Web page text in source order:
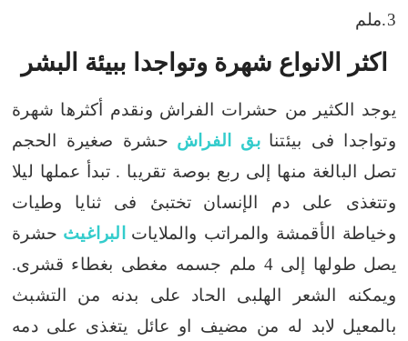
3.ملم
اكثر الانواع شهرة وتواجدا ببيئة البشر
يوجد الكثير من حشرات الفراش ونقدم أكثرها شهرة
وتواجدا فى بيئتنا بق الفراش حشرة صغيرة الحجم
تصل البالغة منها إلى ربع بوصة تقريبا . تبدأ عملها ليلا
وتتغذى على دم الإنسان
تختبئ فى ثنايا وطيات
وخياطة الأقمشة والمراتب والملايات
البراغيث حشرة
يصل طولها إلى 4 ملم جسمه مغطى بغطاء قشرى.
ويمكنه الشعر الهلبى الحاد على بدنه من التشبث
بالمعيل لابد له من مضيف او عائل يتغذى على دمه